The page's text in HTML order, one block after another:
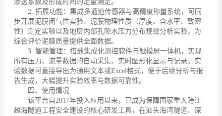
渗透系数及形成时间的定量测定。
2. 拓展功能：集成多通道传感器与高精度称量系统，可同
步开展泥膜闭气性实验、泥膜物理性质（厚度、含水率、致密
性）测定实验以及地层内部孔隙水压力分布规律分析实验，为
综合评价泥膜质量提供全面数据。
3. 智能管理：搭载集成化测控软件与触摸屏一体机，实现
所有压力、流量数据的自动采集、实时图形化显示与记录。实
验数据可直接导出为通用文本或Excel格式，便于后续分析与报
告生成，大幅提升实验效率与数据可靠性。
四、使用情况
该平台自2017年投入应用以来，已成为保障国家重大跨江
越海隧道工程安全建设的核心研发工具，在汕头海湾隧道、深